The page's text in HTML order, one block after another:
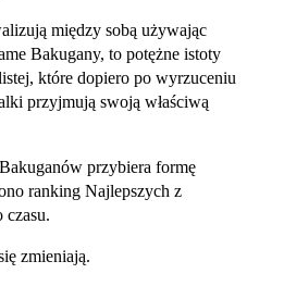
między sobą używając
Bakugany, to potężne istoty
które dopiero po wyrzuceniu
przyjmują swoją właściwą
przybiera formę
ranking Najlepszych z
czasu.
zmieniają.